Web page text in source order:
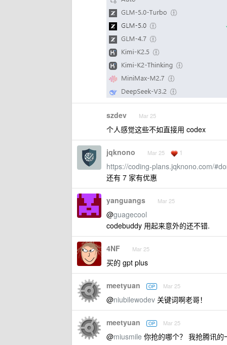
szdev Mar 25
个人感觉这些不如直接用 codex
jqknono Mar 25 1
https://coding-plans.jqknono.com/
还有 7 家有优惠
yanguangs Mar 25
@guagecool
codebuddy 用起来意外的还不错.
4NF Mar 25
买的 gpt plus
meetyuan OP Mar 25
@niubilewodev 关键词啊老哥！
meetyuan OP Mar 25
@miusmile 你抢的哪个？ 我抢腾讯的